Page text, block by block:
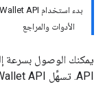
بدء استخدام Google Wallet API
الأدوات والمراجع